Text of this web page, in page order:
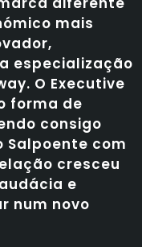
mais
especialização
O Executive
forma de
consigo
com
cresceu
e
num novo